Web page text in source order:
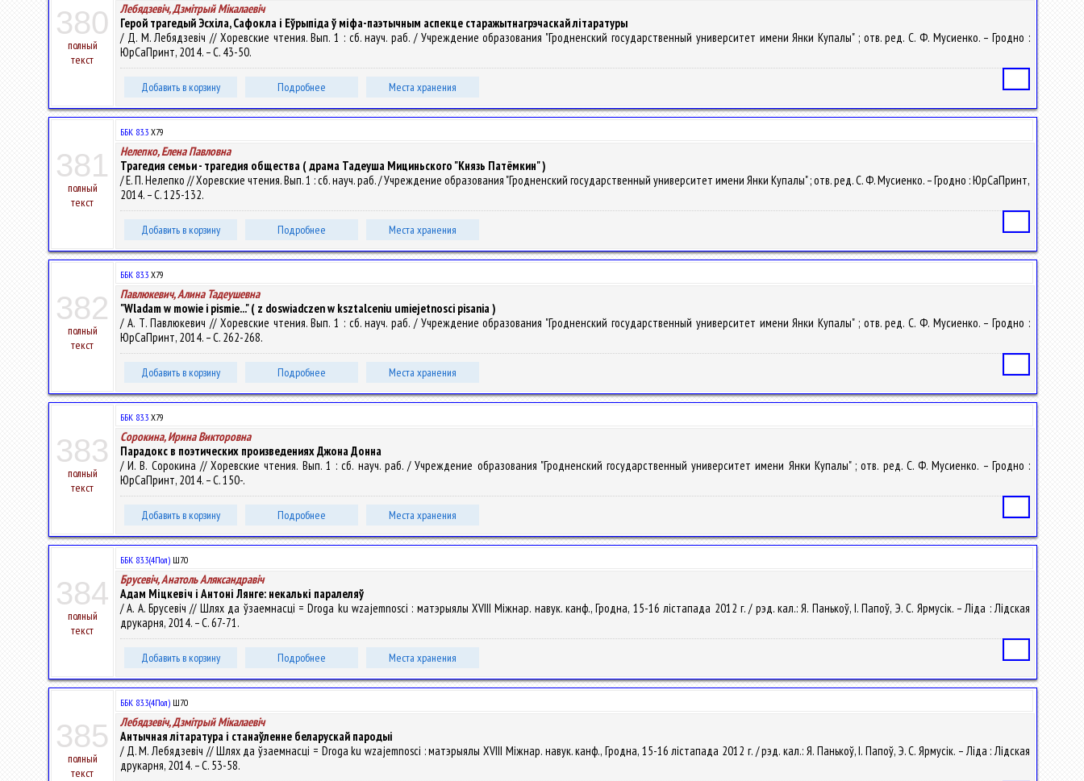
380
полный
текст
Лебядзевіч, Дзмітрый Мікалаевіч
Герой трагедый Эсхіла, Сафокла і Еўрыпіда ў міфа-паэтычным аспекце старажытнагрэчаскай літаратуры
/ Д. М. Лебядзевіч // Хоревские чтения. Вып. 1 : сб. науч. раб. / Учреждение образования "Гродненский государственный университет имени Янки Купалы" ; отв. ред. С. Ф. Мусиенко. – Гродно :
ЮрСаПринт, 2014. – С. 43-50.
Добавить в корзину Подробнее Места хранения
381
полный
текст
ББК 83.3 Х79
Нелепко, Елена Павловна
Трагедия семьи - трагедия общества ( драма Тадеуша Мициньского "Князь Патёмкин" )
/ Е. П. Нелепко // Хоревские чтения. Вып. 1 : сб. науч. раб. / Учреждение образования "Гродненский государственный университет имени Янки Купалы" ; отв. ред. С. Ф. Мусиенко. – Гродно : ЮрСаПринт,
2014. – С. 125-132.
Добавить в корзину Подробнее Места хранения
382
полный
текст
ББК 83.3 Х79
Павлюкевич, Алина Тадеушевна
"Wladam w mowie i pismie..." ( z doswiadczen w ksztalceniu umiejetnosci pisania )
/ А. Т. Павлюкевич // Хоревские чтения. Вып. 1 : сб. науч. раб. / Учреждение образования "Гродненский государственный университет имени Янки Купалы" ; отв. ред. С. Ф. Мусиенко. – Гродно :
ЮрСаПринт, 2014. – С. 262-268.
Добавить в корзину Подробнее Места хранения
383
полный
текст
ББК 83.3 Х79
Сорокина, Ирина Викторовна
Парадокс в поэтических произведениях Джона Донна
/ И. В. Сорокина // Хоревские чтения. Вып. 1 : сб. науч. раб. / Учреждение образования "Гродненский государственный университет имени Янки Купалы" ; отв. ред. С. Ф. Мусиенко. – Гродно :
ЮрСаПринт, 2014. – С. 150-.
Добавить в корзину Подробнее Места хранения
384
полный
текст
ББК 83.3(4Пол) Ш70
Брусевіч, Анатоль Аляксандравіч
Адам Міцкевіч і Антоні Лянге: некалькі паралеляў
/ А. А. Брусевіч // Шлях да ўзаемнасці = Droga ku wzajemnosci : матэрыялы XVIII Міжнар. навук. канф., Гродна, 15-16 лістапада 2012 г. / рэд. кал.: Я. Панькоў, І. Папоў, Э. С. Ярмусік. – Ліда : Лідская
друкарня, 2014. – С. 67-71.
Добавить в корзину Подробнее Места хранения
385
полный
текст
ББК 83.3(4Пол) Ш70
Лебядзевіч, Дзмітрый Мікалаевіч
Антычная літаратура і станаўленне беларускай пародыі
/ Д. М. Лебядзевіч // Шлях да ўзаемнасці = Droga ku wzajemnosci : матэрыялы XVIII Міжнар. навук. канф., Гродна, 15-16 лістапада 2012 г. / рэд. кал.: Я. Панькоў, І. Папоў, Э. С. Ярмусік. – Ліда : Лідская
друкарня, 2014. – С. 53-58.